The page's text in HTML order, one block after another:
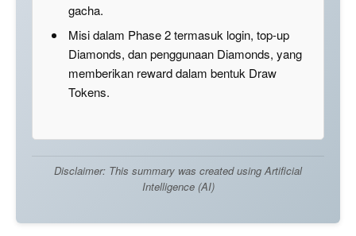
gacha.
Misi dalam Phase 2 termasuk login, top-up
Diamonds, dan penggunaan Diamonds, yang
memberikan reward dalam bentuk Draw
Tokens.
Disclaimer: This summary was created using Artificial
Intelligence (AI)